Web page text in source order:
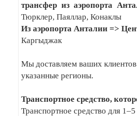
трансфер из аэропорта
Тюрклер, Паяллар, Конаклы
Из аэропорта Анталии =>
Каргыджак
Мы доставляем ваших
указанные регионы.
Транспортное средство,
Транспортное средство для